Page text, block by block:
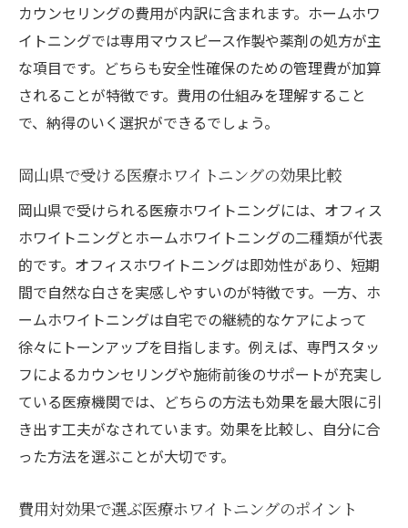
カウンセリングの費用が内訳に含まれます。ホームホワ
イトニングでは専用マウスピース作製や薬剤の処方が主
な項目です。どちらも安全性確保のための管理費が加算
されることが特徴です。費用の仕組みを理解すること
で、納得のいく選択ができるでしょう。
岡山県で受ける医療ホワイトニングの効果比較
岡山県で受けられる医療ホワイトニングには、オフィス
ホワイトニングとホームホワイトニングの二種類が代表
的です。オフィスホワイトニングは即効性があり、短期
間で自然な白さを実感しやすいのが特徴です。一方、ホ
ームホワイトニングは自宅での継続的なケアによって
徐々にトーンアップを目指します。例えば、専門スタッ
フによるカウンセリングや施術前後のサポートが充実し
ている医療機関では、どちらの方法も効果を最大限に引
き出す工夫がなされています。効果を比較し、自分に合
った方法を選ぶことが大切です。
費用対効果で選ぶ医療ホワイトニングのポイント